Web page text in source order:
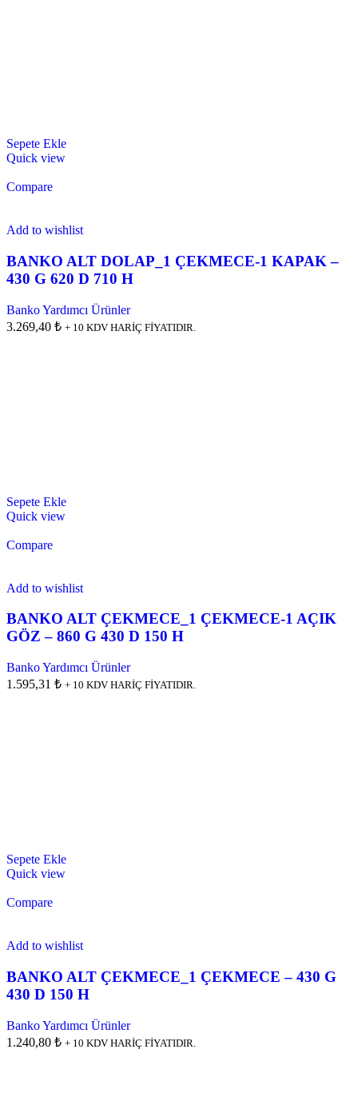
Sepete Ekle
Quick view
Compare
Add to wishlist
BANKO ALT DOLAP_1 ÇEKMECE-1 KAPAK –
430 G 620 D 710 H
Banko Yardımcı Ürünler
3.269,40 ₺ + 10 KDV HARİÇ FİYATIDIR.
Sepete Ekle
Quick view
Compare
Add to wishlist
BANKO ALT ÇEKMECE_1 ÇEKMECE-1 AÇIK
GÖZ – 860 G 430 D 150 H
Banko Yardımcı Ürünler
1.595,31 ₺ + 10 KDV HARİÇ FİYATIDIR.
Sepete Ekle
Quick view
Compare
Add to wishlist
BANKO ALT ÇEKMECE_1 ÇEKMECE – 430 G
430 D 150 H
Banko Yardımcı Ürünler
1.240,80 ₺ + 10 KDV HARİÇ FİYATIDIR.